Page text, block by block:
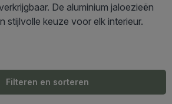
De aluminium jaloezieën
stijlvolle keuze voor elk interieur.
Filteren en sorteren